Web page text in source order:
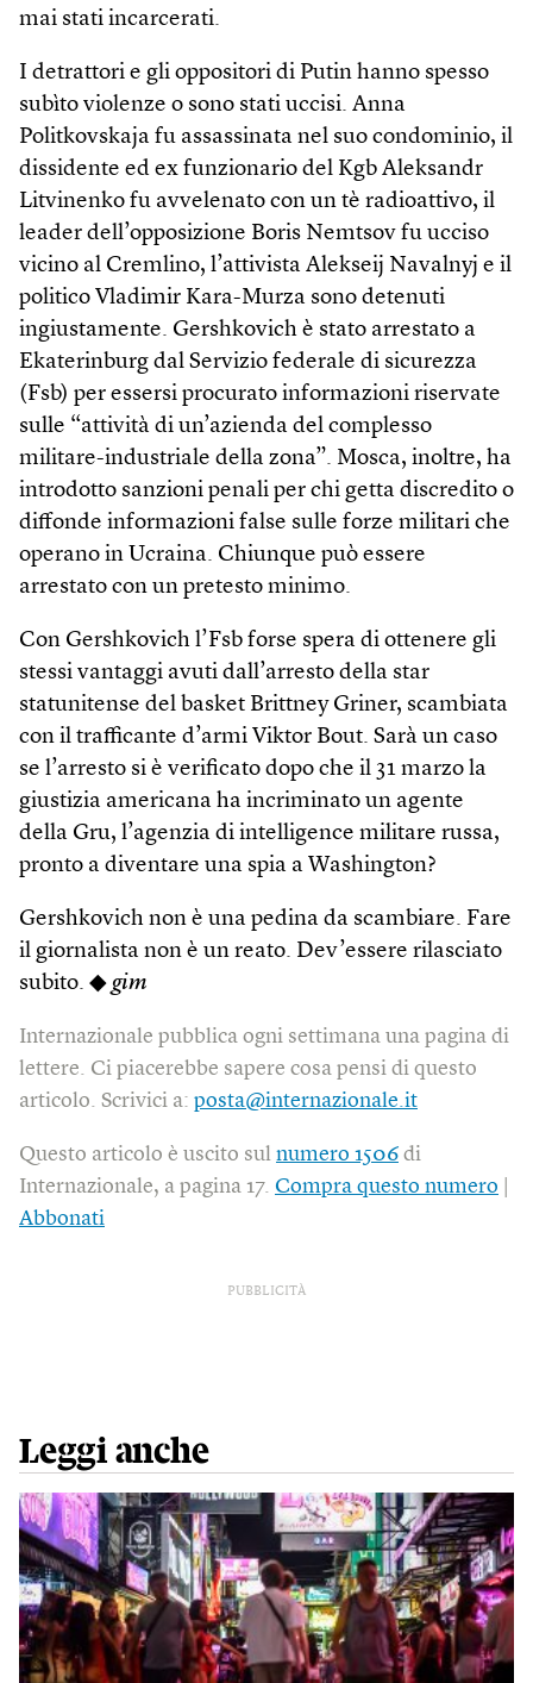
mai stati incarcerati.
I detrattori e gli oppositori di Putin hanno spesso
subìto violenze o sono stati uccisi. Anna
Politkovskaja fu assassinata nel suo condominio, il
dissidente ed ex funzionario del Kgb Aleksandr
Litvinenko fu avvelenato con un tè radioattivo, il
leader dell’opposizione Boris Nemtsov fu ucciso
vicino al Cremlino, l’attivista Alekseij Navalnyj e il
politico Vladimir Kara-Murza sono detenuti
ingiustamente. Gershkovich è stato arrestato a
Ekaterinburg dal Servizio federale di sicurezza
(Fsb) per essersi procurato informazioni riservate
sulle “attività di un’azienda del complesso
militare-industriale della zona”. Mosca, inoltre, ha
introdotto sanzioni penali per chi getta discredito o
diffonde informazioni false sulle forze militari che
operano in Ucraina. Chiunque può essere
arrestato con un pretesto minimo.
Con Gershkovich l’Fsb forse spera di ottenere gli
stessi vantaggi avuti dall’arresto della star
statunitense del basket Brittney Griner, scambiata
con il trafficante d’armi Viktor Bout. Sarà un caso
se l’arresto si è verificato dopo che il 31 marzo la
giustizia americana ha incriminato un agente
della Gru, l’agenzia di intelligence militare russa,
pronto a diventare una spia a Washington?
Gershkovich non è una pedina da scambiare. Fare
il giornalista non è un reato. Dev’essere rilasciato
subito. ◆ gim
Internazionale pubblica ogni settimana una pagina di
lettere. Ci piacerebbe sapere cosa pensi di questo
articolo. Scrivici a: posta@internazionale.it
Questo articolo è uscito sul numero 1506 di
Internazionale, a pagina 17. Compra questo numero
Abbonati
PUBBLICITÀ
Leggi anche